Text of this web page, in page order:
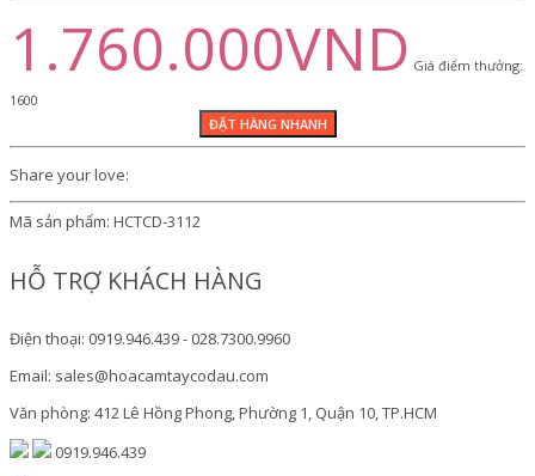
1.760.000VND Giá điểm thưởng:
1600
Share your love:
Mã sản phẩm: HCTCD-3112
HỖ TRỢ KHÁCH HÀNG
Điện thoại: 0919.946.439 - 028.7300.9960
Email: sales@hoacamtaycodau.com
Văn phòng: 412 Lê Hồng Phong, Phường 1, Quận 10, TP.HCM
0919.946.439